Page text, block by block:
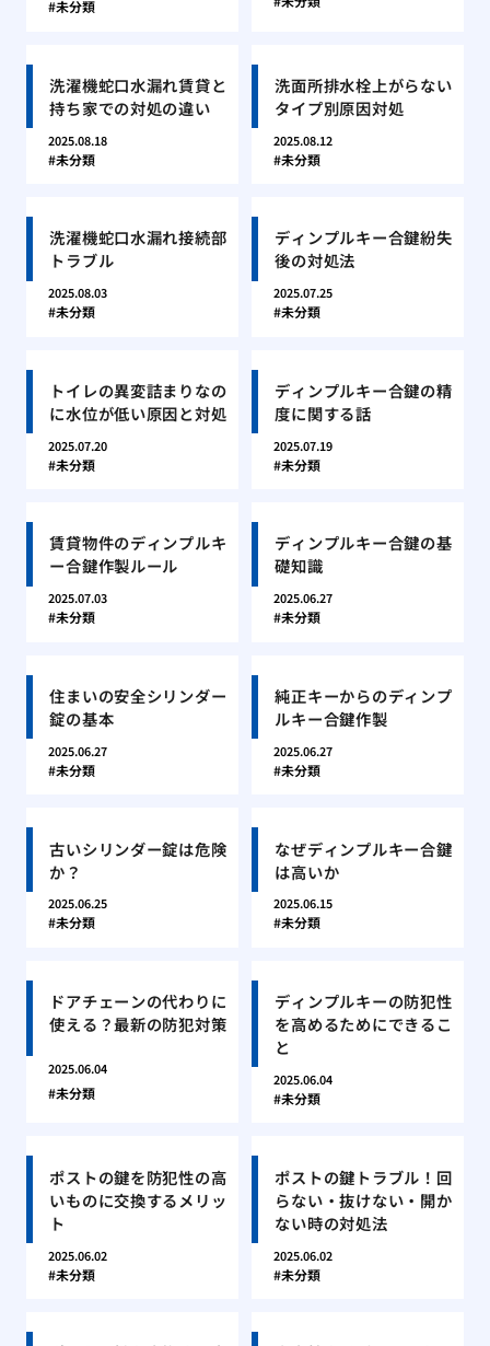
未分類
洗濯機蛇口水漏れ賃貸と
持ち家での対処の違い
2025.08.18
未分類
洗面所排水栓上がらない
タイプ別原因対処
2025.08.12
未分類
洗濯機蛇口水漏れ接続部
トラブル
2025.08.03
未分類
ディンプルキー合鍵紛失
後の対処法
2025.07.25
未分類
トイレの異変詰まりなの
に水位が低い原因と対処
2025.07.20
未分類
ディンプルキー合鍵の精
度に関する話
2025.07.19
未分類
賃貸物件のディンプルキ
ー合鍵作製ルール
2025.07.03
未分類
ディンプルキー合鍵の基
礎知識
2025.06.27
未分類
住まいの安全シリンダー
錠の基本
2025.06.27
未分類
純正キーからのディンプ
ルキー合鍵作製
2025.06.27
未分類
古いシリンダー錠は危険
か？
2025.06.25
未分類
なぜディンプルキー合鍵
は高いか
2025.06.15
未分類
ドアチェーンの代わりに
使える？最新の防犯対策
2025.06.04
未分類
ディンプルキーの防犯性
を高めるためにできるこ
と
2025.06.04
未分類
ポストの鍵を防犯性の高
いものに交換するメリッ
ト
2025.06.02
未分類
ポストの鍵トラブル！回
らない・抜けない・開か
ない時の対処法
2025.06.02
未分類